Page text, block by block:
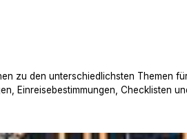
zu den unterschiedlichsten Themen
Einreisebestimmungen, Checklisten